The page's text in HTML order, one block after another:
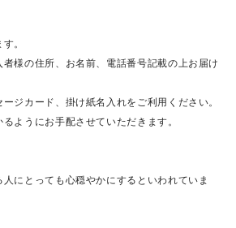
。
様の住所、お名前、電話番号記載の上お届け
ジカード、掛け紙名入れをご利用ください。
ようにお手配させていただきます。
にとっても心穏やかにするといわれていま